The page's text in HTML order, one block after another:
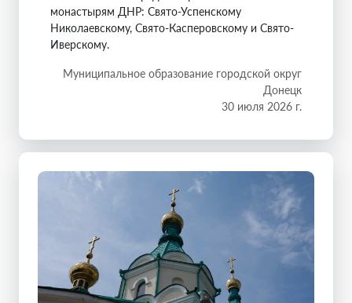
монастырям ДНР: Свято-Успенскому
Николаевскому, Свято-Касперовскому и Свято-
Иверскому.
Муниципальное образование городской округ
Донецк
30 июля 2026 г.